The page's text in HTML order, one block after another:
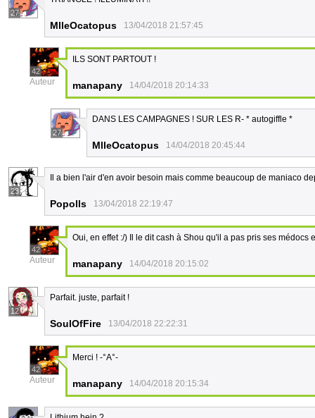
27
MlleOcatopus 13/04/2018 21:57:45
42
Auteur
ILS SONT PARTOUT !
manapany 14/04/2018 20:14:33
27
DANS LES CAMPAGNES ! SUR LES R- * autogiffle *
MlleOcatopus 14/04/2018 20:45:44
23
Il a bien l'air d'en avoir besoin mais comme beaucoup de maniaco
Popolls 13/04/2018 22:19:47
42
Auteur
Oui, en effet :/) Il le dit cash à Shou qu'il a pas pris ses médocs
manapany 14/04/2018 20:15:02
12
Parfait. juste, parfait !
SoulOfFire 13/04/2018 22:22:31
42
Auteur
Merci ! -°A°-
manapany 14/04/2018 20:15:34